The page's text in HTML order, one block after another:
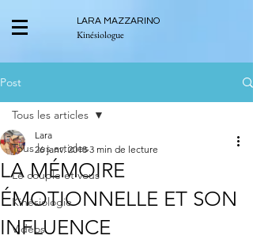
LARA MAZZARINO
Kinésiologue
Post
Tous les articles
Le couple et vous
Kinésiologie
Vidéos
Tous les articles
LA MÉMOIRE
ÉMOTIONNELLE ET SON
INFLUENCE
Lara
26 janv. 2018 3 min de lecture